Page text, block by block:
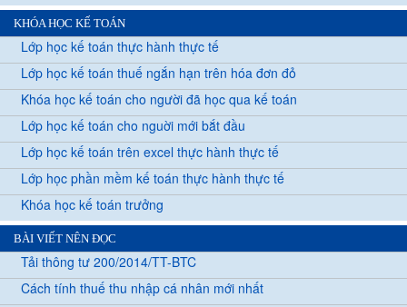
KHÓA HỌC KẾ TOÁN
Lớp học kế toán thực hành thực tế
Lớp học kế toán thuế ngắn hạn trên hóa đơn đỏ
Khóa học kế toán cho người đã học qua kế toán
Lớp học kế toán cho nguời mới bắt đầu
Lớp học kế toán trên excel thực hành thực tế
Lớp học phần mềm kế toán thực hành thực tế
Khóa học kế toán trưởng
BÀI VIẾT NÊN ĐỌC
Tải thông tư 200/2014/TT-BTC
Cách tính thuế thu nhập cá nhân mới nhất